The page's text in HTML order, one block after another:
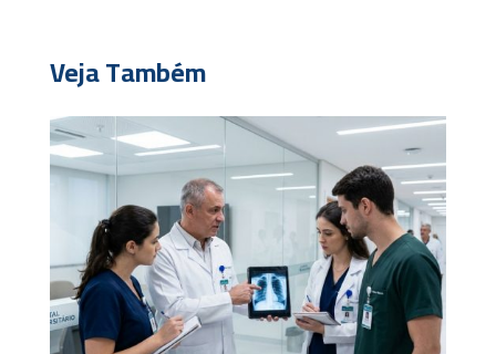
Veja Também